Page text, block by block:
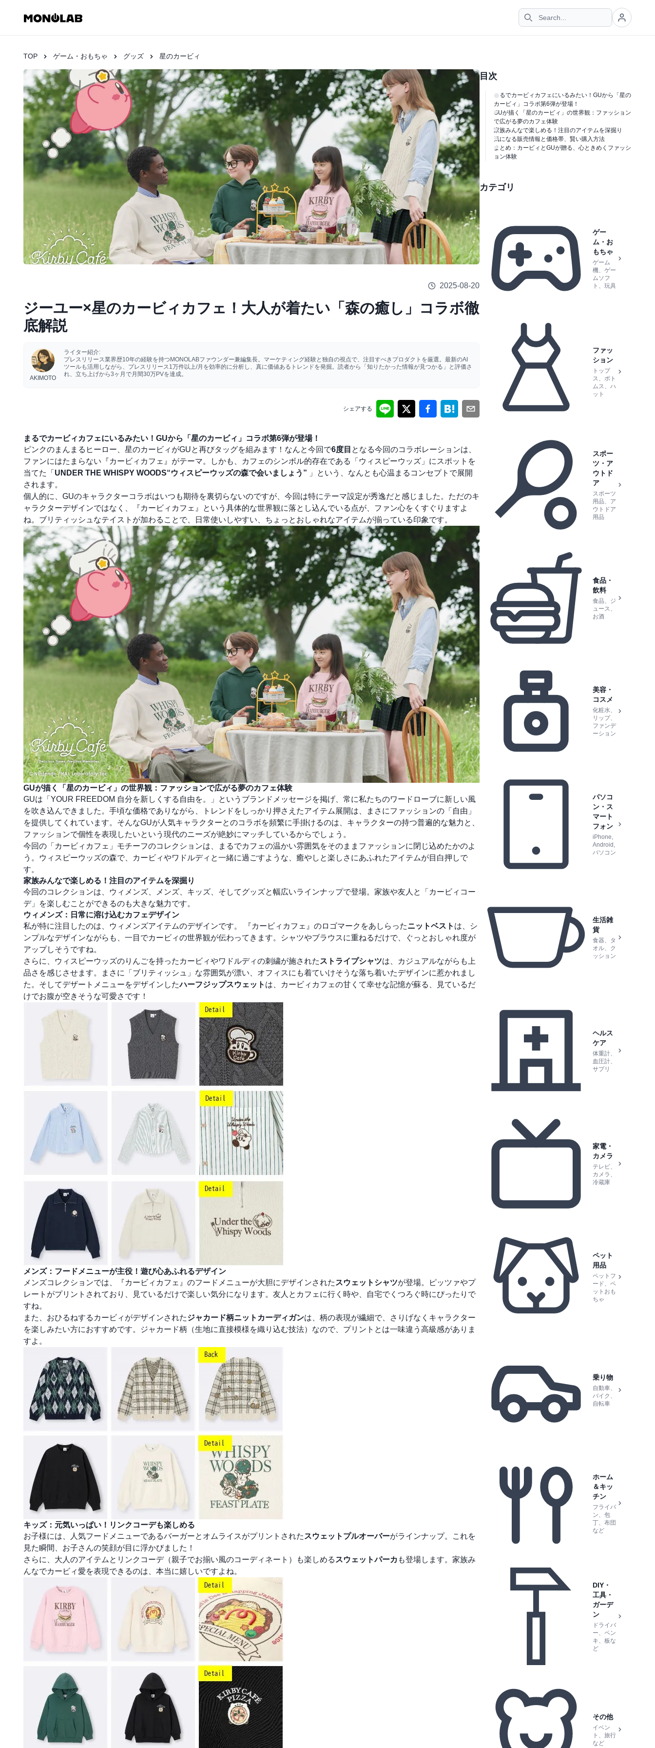
TOP ゲーム・おもちゃ グッズ 星のカービィ
2025-08-20
ジーユー×星のカービィカフェ！大人が着たい「森の癒し」コラボ徹
底解説
AKIMOTO
ライター紹介:
プレスリリース業界歴10年の経験を持つMONOLABファウンダー兼編集長。マーケティング経験と独自の視点で、注目すべきプロダクトを厳選。最新のAI
ツールも活用しながら、プレスリリース1万件以上/月を効率的に分析し、真に価値あるトレンドを発掘。読者から「知りたかった情報が見つかる」と評価さ
れ、立ち上げから3ヶ月で月間30万PVを達成。
シェアする
まるでカービィカフェにいるみたい！GUから「星のカービィ」コラボ第6弾が登場！
ピンクのまんまるヒーロー、星のカービィがGUと再びタッグを組みます！なんと今回で6度目 となる今回のコラボレーションは、
ファンにはたまらない『カービィカフェ』がテーマ。しかも、カフェのシンボル的存在である「ウィスピーウッズ」にスポットを
当てた「 UNDER THE WHISPY WOODS“ウィスピーウッズの森で会いましょう” 」という、なんとも心温まるコンセプトで展開
されます。
個人的に、GUのキャラクターコラボはいつも期待を裏切らないのですが、今回は特にテーマ設定が秀逸だと感じました。ただのキ
ャラクターデザインではなく、『カービィカフェ』という具体的な世界観に落とし込んでいる点が、ファン心をくすぐりますよ
ね。ブリティッシュなテイストが加わることで、日常使いしやすい、ちょっとおしゃれなアイテムが揃っている印象です。
GUが描く「星のカービィ」の世界観：ファッションで広がる夢のカフェ体験
GUは「YOUR FREEDOM 自分を新しくする自由を。」というブランドメッセージを掲げ、常に私たちのワードローブに新しい風
を吹き込んできました。手頃な価格でありながら、トレンドをしっかり押さえたアイテム展開は、まさにファッションの「自由」
を提供してくれています。そんなGUが人気キャラクターとのコラボを頻繁に手掛けるのは、キャラクターの持つ普遍的な魅力と、
ファッションで個性を表現したいという現代のニーズが絶妙にマッチしているからでしょう。
今回の「カービィカフェ」モチーフのコレクションは、まるでカフェの温かい雰囲気をそのままファッションに閉じ込めたかのよ
う。ウィスピーウッズの森で、カービィやワドルディと一緒に過ごすような、癒やしと楽しさにあふれたアイテムが目白押しで
す。
家族みんなで楽しめる！注目のアイテムを深掘り
今回のコレクションは、ウィメンズ、メンズ、キッズ、そしてグッズと幅広いラインナップで登場。家族や友人と「カービィコー
デ」を楽しむことができるのも大きな魅力です。
ウィメンズ：日常に溶け込むカフェデザイン
私が特に注目したのは、ウィメンズアイテムのデザインです。 『カービィカフェ』のロゴマークをあしらったニットベスト は、シ
ンプルなデザインながらも、一目でカービィの世界観が伝わってきます。シャツやブラウスに重ねるだけで、ぐっとおしゃれ度が
アップしそうですね。
さらに、ウィスピーウッズのりんごを持ったカービィやワドルディの刺繍が施された ストライプシャツは、カジュアルながらも上
品さを感じさせます。まさに「ブリティッシュ」な雰囲気が漂い、オフィスにも着ていけそうな落ち着いたデザインに惹かれまし
た。そしてデザートメニューをデザインしたハーフジップスウェット は、カービィカフェの甘くて幸せな記憶が蘇る、見ているだ
けでお腹が空きそうな可愛さです！
メンズ：フードメニューが主役！遊び心あふれるデザイン
メンズコレクションでは、『カービィカフェ』のフードメニューが大胆にデザインされた スウェットシャツが登場。ピッツァやプ
レートがプリントされており、見ているだけで楽しい気分になります。友人とカフェに行く時や、自宅でくつろぐ時にぴったりで
すね。
また、おひるねするカービィがデザインされたジャカード柄ニットカーディガンは、柄の表現が繊細で、さりげなくキャラクター
を楽しみたい方におすすめです。ジャカード柄（生地に直接模様を織り込む技法）なので、プリントとは一味違う高級感がありま
すよ。
キッズ：元気いっぱい！リンクコーデも楽しめる
お子様には、人気フードメニューであるバーガーとオムライスがプリントされた スウェットプルオーバーがラインナップ。これを
見た瞬間、お子さんの笑顔が目に浮かびました！
さらに、大人のアイテムとリンクコーデ（親子でお揃い風のコーディネート）も楽しめる スウェットパーカ も登場します。家族み
んなでカービィ愛を表現できるのは、本当に嬉しいですよね。
目次
まるでカービィカフェにいるみたい！GUから「星の
カービィ」コラボ第6弾が登場！
GUが描く「星のカービィ」の世界観：ファッション
で広がる夢のカフェ体験
家族みんなで楽しめる！注目のアイテムを深掘り
気になる販売情報と価格帯、賢い購入方法
まとめ：カービィとGUが贈る、心ときめくファッシ
ョン体験
カテゴリ
ゲー
ム・お
もちゃ
ゲーム
機、ゲー
ムソフ
ト、玩具
ファッ
ション
トップ
ス、ボト
ムス、ハ
ット
スポー
ツ・ア
ウトド
ア
スポーツ
用品、ア
ウトドア
用品
食品・
飲料
食品、ジ
ュース、
お酒
美容・
コスメ
化粧水、
リップ、
ファンデ
ーション
パソコ
ン・ス
マート
フォン
iPhone,
Android,
パソコン
生活雑
貨
食器、タ
オル、ク
ッション
ヘルス
ケア
体重計、
血圧計、
サプリ
家電・
カメラ
テレビ、
カメラ、
冷蔵庫
ペット
用品
ペットフ
ード、ペ
ットおも
ちゃ
乗り物
自動車、
バイク、
自転車
ホーム
＆キッ
チン
フライパ
ン、包
丁、布団
など
DIY・
工具・
ガーデ
ン
ドライバ
ー、ペン
キ、板な
ど
その他
イベン
ト、旅行
など